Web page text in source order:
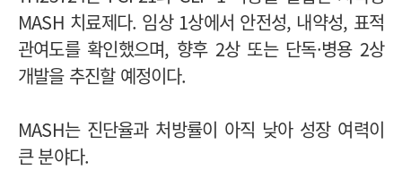
MASH 치료제다. 임상 1상에서 안전성, 내약성, 표적
관여도를 확인했으며, 향후 2상 또는 단독·병용 2상
개발을 추진할 예정이다.
MASH는 진단율과 처방률이 아직 낮아 성장 여력이
큰 분야다.